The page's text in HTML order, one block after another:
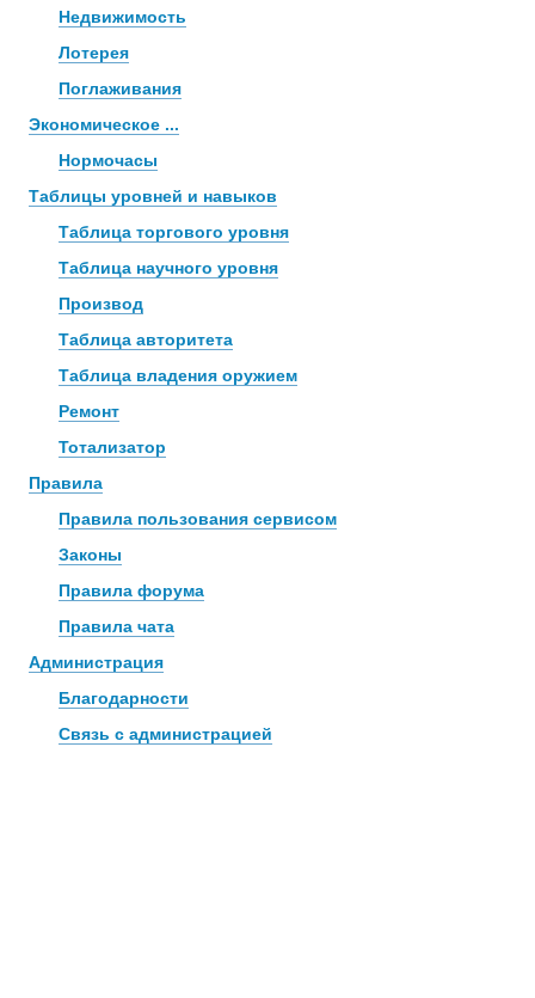
Недвижимость
Лотерея
Поглаживания
Экономическое ...
Нормочасы
Таблицы уровней и навыков
Таблица торгового уровня
Таблица научного уровня
Производ
Таблица авторитета
Таблица владения оружием
Ремонт
Тотализатор
Правила
Правила пользования сервисом
Законы
Правила форума
Правила чата
Администрация
Благодарности
Связь с администрацией